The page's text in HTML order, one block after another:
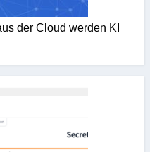
der Cloud werden KI